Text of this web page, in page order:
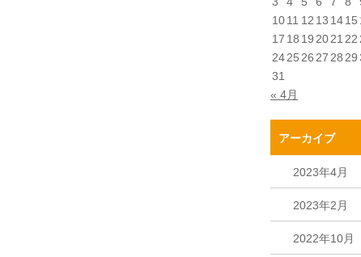
1011 12 13 1415
17 18 19 2021 22
2425 26 27 28 29
31
« 4月
アーカイブ
2023年4月
2023年2月
2022年10月